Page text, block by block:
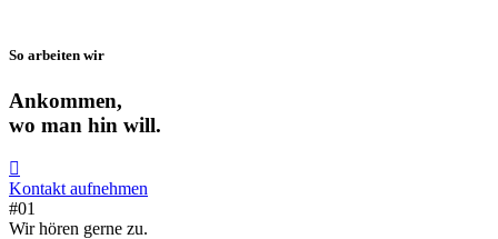
So arbeiten wir
Ankommen,
wo man hin will.
Kontakt aufnehmen
#01
Wir hören gerne zu.